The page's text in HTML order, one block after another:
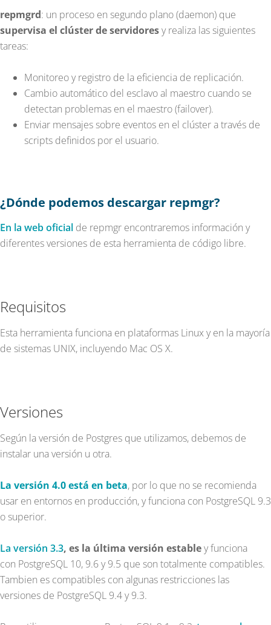
repmgrd: un proceso en segundo plano (daemon) que
supervisa el clúster de servidoresy realiza las siguientes
tareas:
Monitoreo y registro de la eficiencia de replicación.
Cambio automático del esclavo al maestro cuando se
detectan problemas en el maestro (failover).
Enviar mensajes sobre eventos en el clúster a través de
scripts definidos por el usuario.
¿Dónde podemos descargar repmgr?
En la web oficial de repmgr encontraremos información y
diferentes versiones de esta herramienta de código libre.
Requisitos
Esta herramienta funciona en plataformas Linux y en la mayoría
de sistemas UNIX, incluyendo Mac OS X.
Versiones
Según la versión de Postgres que utilizamos, debemos de
instalar una versión u otra.
La versión 4.0 está en beta, por lo que no se recomienda
usar en entornos en producción, y funciona con PostgreSQL 9.3
o superior.
La versión 3.3, es la última versión establey funciona
con PostgreSQL 10, 9.6 y 9.5 que son totalmente compatibles.
Tambien es compatibles con algunas restricciones las
versiones de PostgreSQL 9.4 y 9.3.